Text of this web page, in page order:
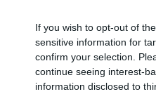
If you wish to opt-out of
sensitive information for
confirm your selection.
continue seeing interest-
information disclosed to